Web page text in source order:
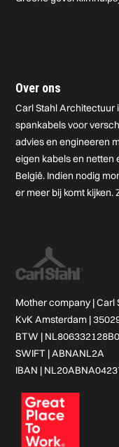
Over ons
Carl Stahl Architectuur
spankabels voor
advies en engineeren
eigen kabels en netten
België. Indien nodig
er meer bij komt kijken.
Mother company |Carl
KvK Amsterdam |
BTW |
SWIFT | ABNANL2A
IBAN |